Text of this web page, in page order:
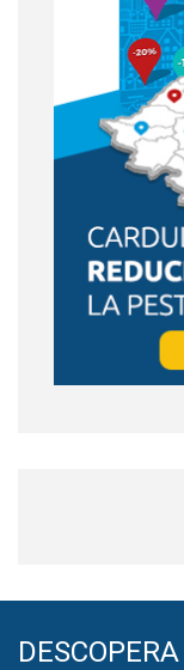
DESCOPERA